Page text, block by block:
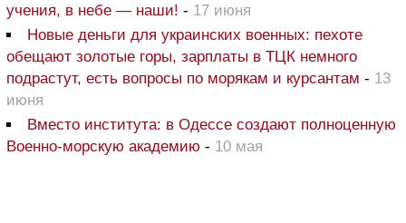
учения, в небе — наши! - 17 июня
Новые деньги для украинских военных: пехоте
обещают золотые горы, зарплаты в ТЦК немного
подрастут, есть вопросы по морякам и курсантам - 13
июня
Вместо института: в Одессе создают полноценную
Военно-морскую академию - 10 мая